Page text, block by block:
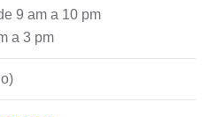
9 am a 10 pm
a 3 pm